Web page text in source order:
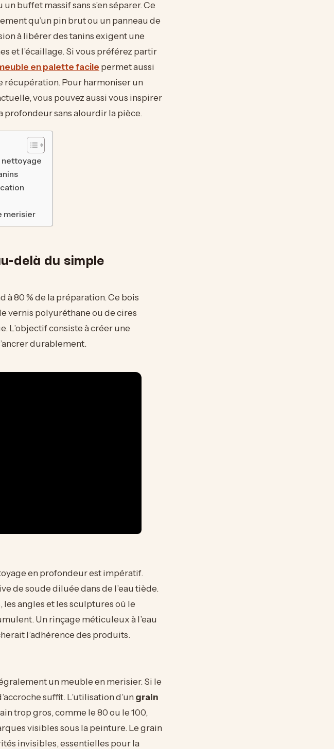
buffet massif sans s’en séparer. Ce
qu’un pin brut ou un panneau de
à libérer des tanins exigent une
et l’écaillage. Si vous préférez partir
en palette facile permet aussi
Pour harmoniser un
vous pouvez aussi vous inspirer
profondeur sans alourdir la pièce.
nettoyage
merisier
delà du simple
80 % de la préparation. Ce bois
vernis polyuréthane ou de cires
L’objectif consiste à créer une
durablement.
en profondeur est impératif.
de soude diluée dans de l’eau tiède.
les angles et les sculptures où le
Un rinçage méticuleux à l’eau
l’adhérence des produits.
un meuble en merisier. Si le
suffit. L’utilisation d’un grain
trop gros, comme le 80 ou le 100,
visibles sous la peinture. Le grain
invisibles, essentielles pour la